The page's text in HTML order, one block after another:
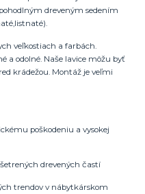
dreveným sedením
veľkostiach a farbách.
a odolné. Naše lavice môžu byť
krádežou. Montáž je veľmi
poškodeniu a vysokej
drevených častí
trendov v nábytkárskom